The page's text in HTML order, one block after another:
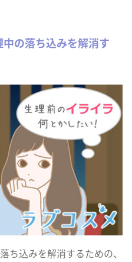
の落ち込みを解消す
ち込みを解消するための、